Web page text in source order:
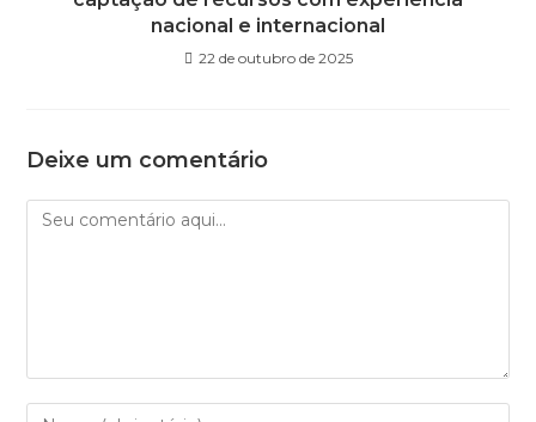
nacional e internacional
22 de outubro de 2025
Deixe um comentário